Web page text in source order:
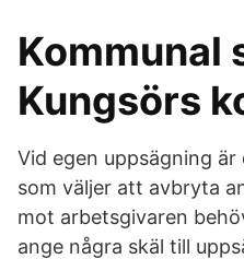
Kommunal
Kungsörs
Vid egen uppsägning
som väljer att avbryta
mot arbetsgivaren
ange några skäl till